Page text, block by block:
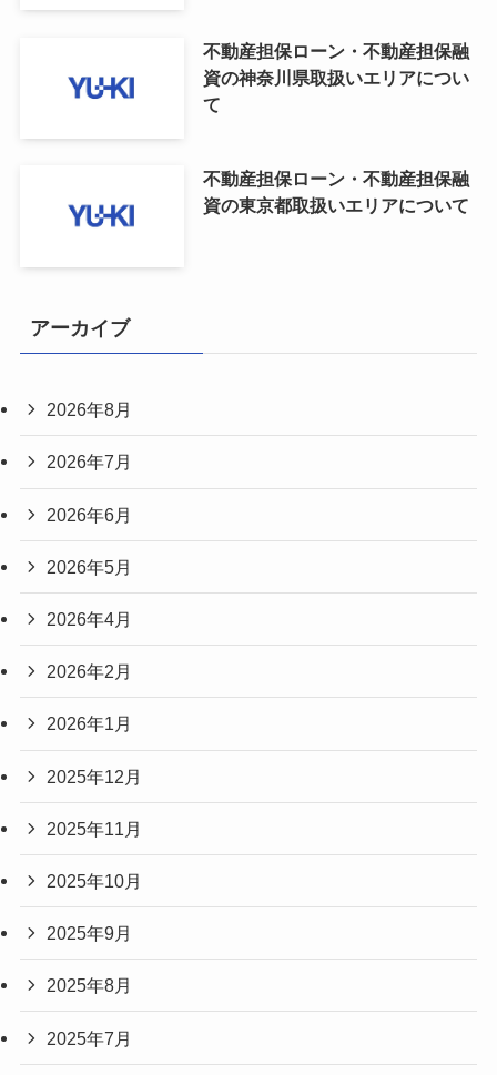
不動産担保ローン・不動産担保融
資の神奈川県取扱いエリアについ
て
不動産担保ローン・不動産担保融
資の東京都取扱いエリアについて
アーカイブ
2026年8月
2026年7月
2026年6月
2026年5月
2026年4月
2026年2月
2026年1月
2025年12月
2025年11月
2025年10月
2025年9月
2025年8月
2025年7月